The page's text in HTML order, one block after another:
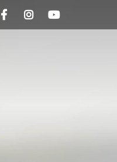
Facebook
Instagram
youtube